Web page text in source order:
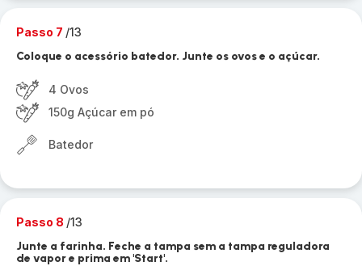
Passo 7 /13
Coloque o acessório batedor. Junte os ovos e o açúcar.
4 Ovos
150g Açúcar em pó
Batedor
Passo 8 /13
Junte a farinha. Feche a tampa sem a tampa reguladora
de vapor e prima em 'Start'.